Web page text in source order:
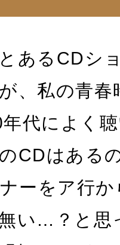
あるCDシ
、私の青
代によく
CDはある
ーをア行
い…？と思